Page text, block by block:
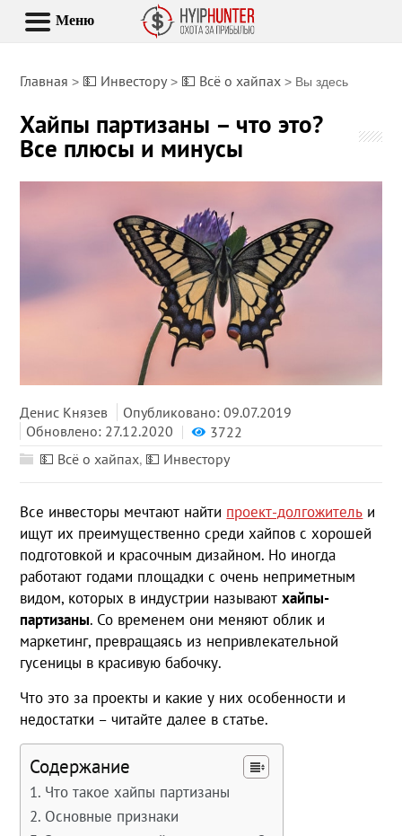
Главная > 💵 Инвестору> 💵 Всё о хайпах > Вы здесь
Хайпы партизаны – что это?
Все плюсы и минусы
Денис Князев
Опубликовано: 09.07.2019
Обновлено: 27.12.2020
3722
💵 Всё о хайпах, 💵 Инвестору
Все инвесторы мечтают найти проект-долгожитель и
ищут их преимущественно среди хайпов с хорошей
подготовкой и красочным дизайном. Но иногда
работают годами площадки с очень неприметным
видом, которых в индустрии называютхайпы-
партизаны. Со временем они меняют облик и
маркетинг, превращаясь из непривлекательной
гусеницы в красивую бабочку.
Что это за проекты и какие у них особенности и
недостатки – читайте далее в статье.
Содержание
Что такое хайпы партизаны
Основные признаки
Меню